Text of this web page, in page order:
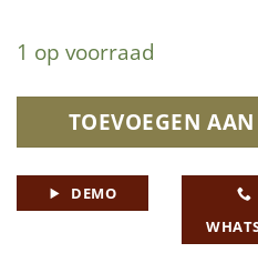
1 op voorraad
TOEVOEGEN
DEMO